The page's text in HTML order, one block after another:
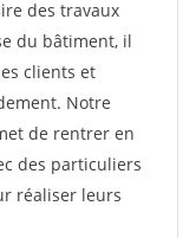
des travaux
du bâtiment, il
clients et
Notre
de rentrer en
des particuliers
réaliser leurs